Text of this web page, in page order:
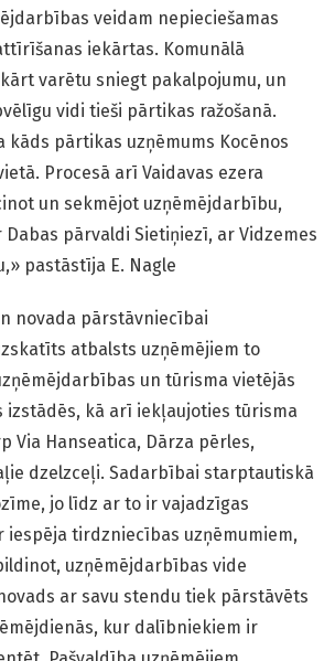
veidam nepieciešamas
iekārtas. Komunālā
varētu sniegt pakalpojumu, un
vidi tieši pārtikas ražošanā.
kāds pārtikas uzņēmums Kocēnos
Procesā arī Vaidavas ezera
un sekmējot uzņēmējdarbību,
pārvaldi Sietiņiezī, ar Vidzemes
pastāstīja E. Nagle
novada pārstāvniecībai
atbalsts uzņēmējiem to
un tūrisma vietējās
izstādēs, kā arī iekļaujoties tūrisma
Via Hanse­atica, Dārza pērles,
dzelzceļi. Sadarbībai starptautiskā
jo līdz ar to ir vajadzīgas
iespēja tirdz­niecības uzņēmumiem,
uzņēmējdarbības vide
ar savu stendu tiek pārstāvēts
kur dalībniekiem ir